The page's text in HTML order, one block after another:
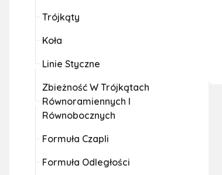
Trójkąty
Koła
Linie Styczne
Zbieżność W Trójkątach
Równoramiennych I
Równobocznych
Formuła Czapli
Formuła Odległości